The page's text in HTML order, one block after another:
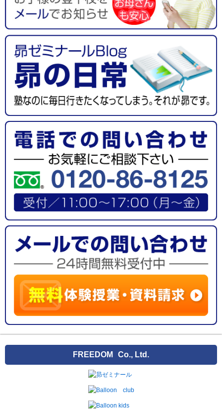
FREEDOM Co., Ltd.